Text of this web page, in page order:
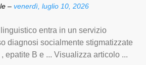
– venerdì, luglio 10, 2026
entra in un servizio
diagnosi socialmente stigmatizzate
epatite B e ... Visualizza articolo ...